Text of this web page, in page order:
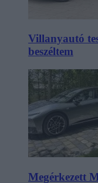
Villanyautó
beszéltem
Megérkezett